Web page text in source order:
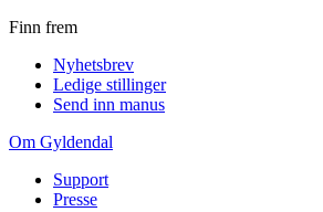
Finn frem
Nyhetsbrev
Ledige stillinger
Send inn manus
Om Gyldendal
Support
Presse